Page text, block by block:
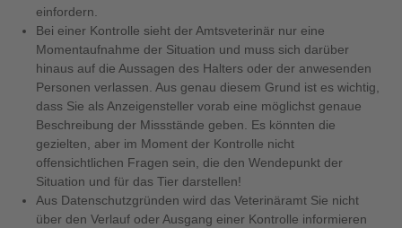
einfordern.
Bei einer Kontrolle sieht der Amtsveterinär nur eine
Momentaufnahme der Situation und muss sich darüber
hinaus auf die Aussagen des Halters oder der anwesenden
Personen verlassen. Aus genau diesem Grund ist es wichtig,
dass Sie als Anzeigensteller vorab eine möglichst genaue
Beschreibung der Missstände geben. Es könnten die
gezielten, aber im Moment der Kontrolle nicht
offensichtlichen Fragen sein, die den Wendepunkt der
Situation und für das Tier darstellen!
Aus Datenschutzgründen wird das Veterinäramt Sie nicht
über den Verlauf oder Ausgang einer Kontrolle informieren